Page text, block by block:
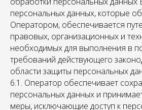
персональных данных, которые
Оператором, обеспечивается
правовых, организационных и
необходимых для выполнения в
требований действующего
области защиты персональных
6.1. Оператор обеспечивает
персональных данных и
меры, исключающие доступ к
ИП Иванова Анастасия Борисовна
Тел.: +7 985 999-91-08
ИНН 771802641660
Письма принимаются по адресу электронной
Режим и график работы: понедельник –
пятница 10:00 – 18:00 (МСК)
ОГРНИП 315774600147102